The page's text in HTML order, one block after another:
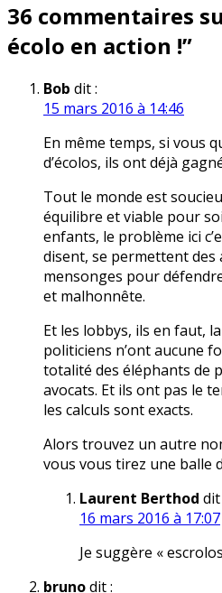
36 commentaires
écolo en action !”
Bob dit :
15 mars 2016 à 14:46
En même temps, si vous
d’écolos, ils ont déjà
Tout le monde est
équilibre et viable pour
enfants, le problème ici
disent, se permettent
mensonges pour
et malhonnête.
Et les lobbys, ils en faut,
politiciens n’ont aucune
totalité des éléphants de
avocats. Et ils ont pas le
les calculs sont exacts.
Alors trouvez un autre
vous vous tirez une balle
Laurent Berthod dit
16 mars 2016 à 17:07
Je suggère «
brunodit :